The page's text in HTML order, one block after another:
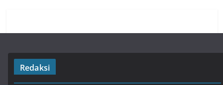
Redaksi